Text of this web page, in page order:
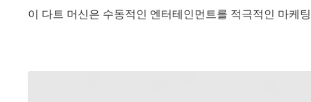
이 다트 머신은 수동적인 엔터테인먼트를 적극적인 마케